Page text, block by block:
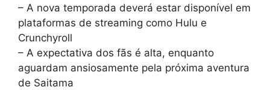
– A nova temporada deverá estar disponível em
plataformas de streaming como Hulu e
Crunchyroll
– A expectativa dos fãs é alta, enquanto
aguardam ansiosamente pela próxima aventura
de Saitama